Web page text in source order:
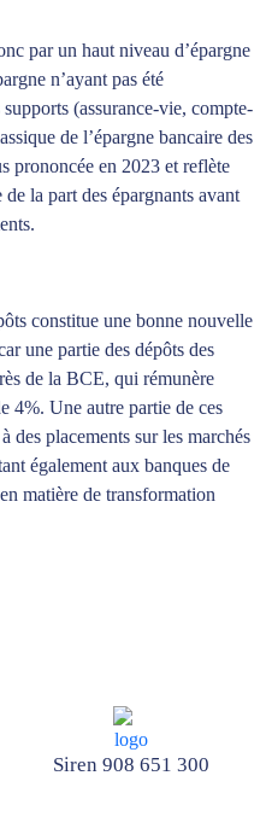
par un haut niveau d’épargne
n’ayant pas été
(assurance-vie, compte-
de l’épargne bancaire des
prononcée en 2023 et reflète
la part des épargnants avant
constitue une bonne nouvelle
une partie des dépôts des
de la BCE, qui rémunère
4%. Une autre partie de ces
des placements sur les marchés
également aux banques de
matière de transformation
Siren 908 651 300